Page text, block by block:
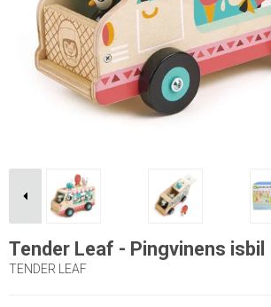
Tender Leaf - Pingvinens isbil
TENDER LEAF